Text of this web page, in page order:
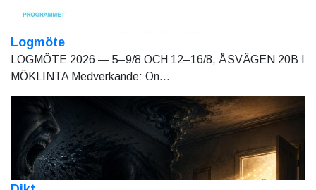
Logmöte
LOGMÖTE 2026 — 5–9/8 OCH 12–16/8, ÅSVÄGEN 20B I
MÖKLINTA Medverkande: On...